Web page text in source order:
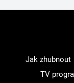
Jak zhubnout
TV